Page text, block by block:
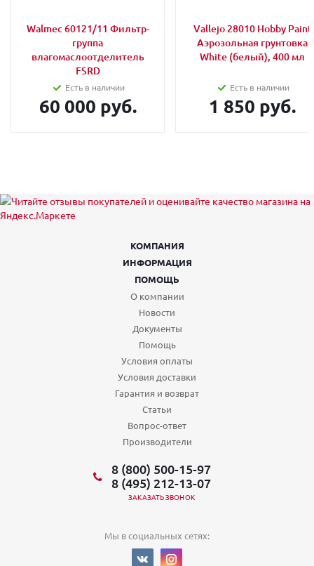
Walmec 60121/11 Фильтр-
группа
влагомаслоотделитель
FSRD
Есть в наличии
60 000 руб.
Vallejo 28010 Hobby Paint
Аэрозольная грунтовка
White (белый), 400 мл
Есть в наличии
1 850 руб.
КОМПАНИЯ
ИНФОРМАЦИЯ
ПОМОЩЬ
О компании
Новости
Документы
Помощь
Условия оплаты
Условия доставки
Гарантия и возврат
Статьи
Вопрос-ответ
Производители
8 (800) 500-15-97
8 (495) 212-13-07
ЗАКАЗАТЬ ЗВОНОК
Мы в социальных сетях: